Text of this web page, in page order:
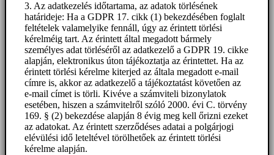
3. Az adatkezelés időtartama, az adatok törlésének
határideje: Ha a GDPR 17. cikk (1) bekezdésében foglalt
feltételek valamelyike fennáll, úgy az érintett törlési
kérelméig tart. Az érintett által megadott bármely
személyes adat törléséről az adatkezelő a GDPR 19. cikke
alapján, elektronikus úton tájékoztatja az érintettet. Ha az
érintett törlési kérelme kiterjed az általa megadott e-mail
címre is, akkor az adatkezelő a tájékoztatást követően az
e-mail címet is törli. Kivéve a számviteli bizonylatok
esetében, hiszen a számvitelről szóló 2000. évi C. törvény
169. § (2) bekezdése alapján 8 évig meg kell őrizni ezeket
az adatokat. Az érintett szerződéses adatai a polgárjogi
elévülési idő leteltével törölhetőek az érintett törlési
kérelme alapján.